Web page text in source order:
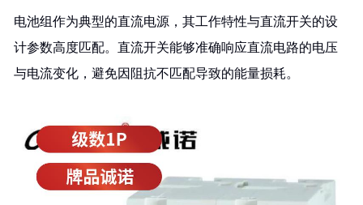
电池组作为典型的直流电源，其工作特性与直流开关的设
计参数高度匹配。直流开关能够准确响应直流电路的电压
与电流变化，避免因阻抗不匹配导致的能量损耗。